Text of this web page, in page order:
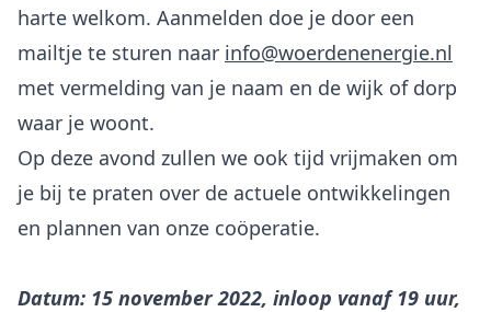
harte welkom. Aanmelden doe je door een
mailtje te sturen naar info@woerdenenergie.nl
met vermelding van je naam en de wijk of dorp
waar je woont.
Op deze avond zullen we ook tijd vrijmaken om
je bij te praten over de actuele ontwikkelingen
en plannen van onze coöperatie.
Datum: 15 november 2022, inloop vanaf 19 uur,